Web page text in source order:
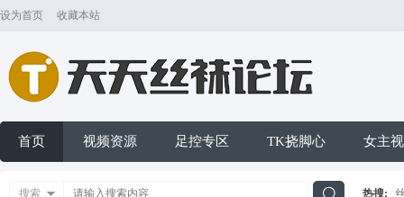
设为首页 收藏本站
首页 视频资源 足控专区 TK挠脚心 女主
搜索 热搜: